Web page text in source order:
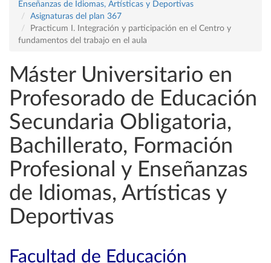
Enseñanzas de Idiomas, Artísticas y Deportivas
Asignaturas del plan 367
Practicum I. Integración y participación en el Centro y
fundamentos del trabajo en el aula
Máster Universitario en
Profesorado de Educación
Secundaria Obligatoria,
Bachillerato, Formación
Profesional y Enseñanzas
de Idiomas, Artísticas y
Deportivas
Facultad de Educación